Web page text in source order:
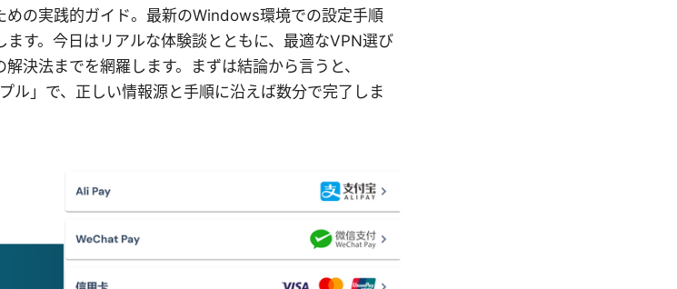
めの実践的ガイド。最新のWindows環境での設定手順
す。今日はリアルな体験談とともに、最適なVPN選び
決法までを網羅します。まずは結論から言うと、
ル」で、正しい情報源と手順に沿えば数分で完了しま